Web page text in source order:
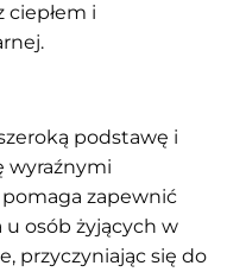
ciepłem i
podstawę i
wyraźnymi
zapewnić
osób żyjących w
przyczyniając się do